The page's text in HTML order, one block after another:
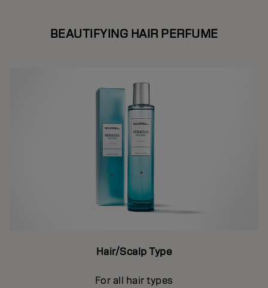
BEAUTIFYING HAIR PERFUME
Hair/Scalp Type
For all hair types